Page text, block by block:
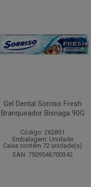
Gel Dental Sorriso Fresh
Branqueador Bisnaga 90G
Código: 262851
Embalagem: Unidade
Caixa contém 72 unidade(s)
EAN: 7509546700342